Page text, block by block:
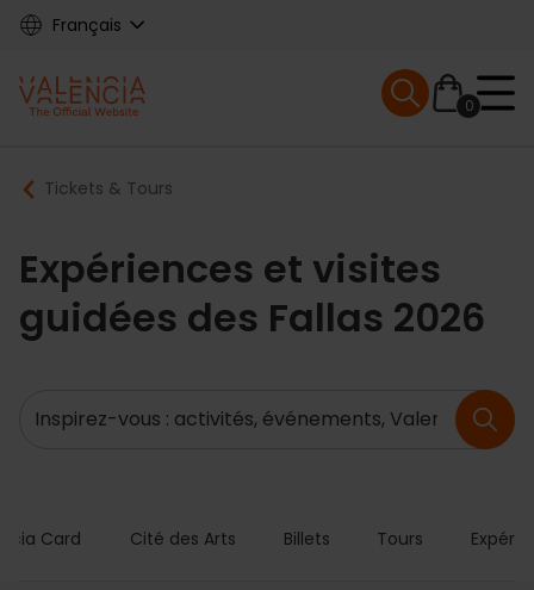
Skip
content
Français
Main
navigation
0
Mobile menu
Breadcrumb
Tickets & Tours
Expériences et visites
guidées des Fallas 2026
Recherche
Card Cité des Arts Billets Tours